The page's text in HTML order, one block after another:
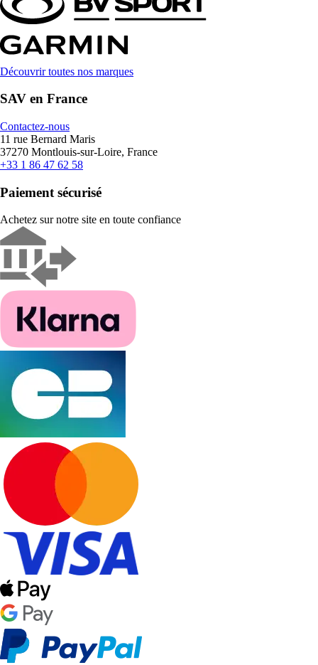
Découvrir toutes nos marques
SAV en France
Contactez-nous
11 rue Bernard Maris
37270 Montlouis-sur-Loire, France
+33 1 86 47 62 58
Paiement sécurisé
Achetez sur notre site en toute confiance